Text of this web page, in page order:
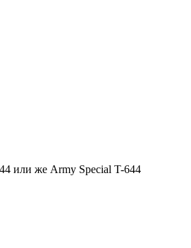
или же Army Special T-644